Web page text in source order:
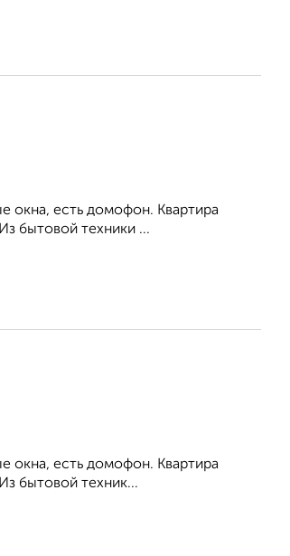
окна, есть домофон. Квартира
бытовой техники ...
окна, есть домофон. Квартира
бытовой техник...